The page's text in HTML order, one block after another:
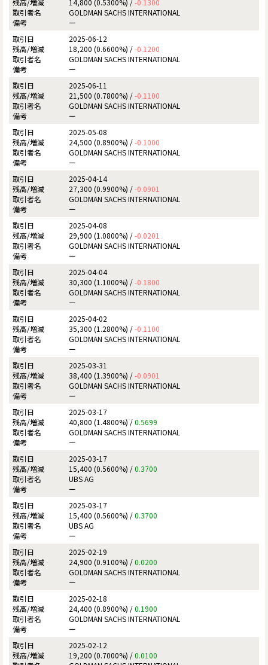
GOLDMAN SACHS INTERNATIONAL
ー
2025-06-12
18,200 (0.6600%) /-0.1200
GOLDMAN SACHS INTERNATIONAL
ー
2025-06-11
21,500 (0.7800%) /-0.1100
GOLDMAN SACHS INTERNATIONAL
ー
2025-05-08
24,500 (0.8900%) /-0.1000
GOLDMAN SACHS INTERNATIONAL
ー
2025-04-14
27,300 (0.9900%) /-0.0901
GOLDMAN SACHS INTERNATIONAL
ー
2025-04-08
29,900 (1.0800%) /-0.0201
GOLDMAN SACHS INTERNATIONAL
ー
2025-04-04
30,300 (1.1000%) /-0.1800
GOLDMAN SACHS INTERNATIONAL
ー
2025-04-02
35,300 (1.2800%) /-0.1100
GOLDMAN SACHS INTERNATIONAL
ー
2025-03-31
38,400 (1.3900%) /-0.0901
GOLDMAN SACHS INTERNATIONAL
ー
2025-03-17
40,800 (1.4800%) /0.5699
GOLDMAN SACHS INTERNATIONAL
ー
2025-03-17
15,400 (0.5600%) /0.3700
UBS AG
ー
2025-03-17
15,400 (0.5600%) /0.3700
UBS AG
ー
2025-02-19
24,900 (0.9100%) /0.0200
GOLDMAN SACHS INTERNATIONAL
ー
2025-02-18
24,400 (0.8900%) /0.1900
GOLDMAN SACHS INTERNATIONAL
ー
2025-02-12
19,200 (0.7000%) /0.0100